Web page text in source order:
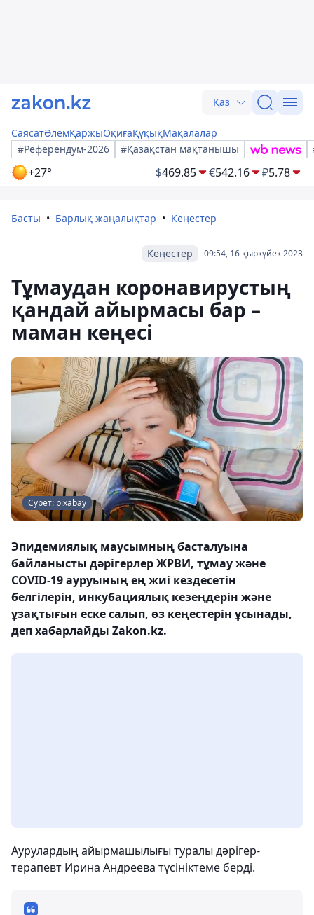
Қаз
СаясатӘлемҚаржыОқиғаҚұқықМақалалар
#Референдум-2026
#Қазақстан мақтанышы
+27° $469.85 €542.16 ₽5.78
Басты Барлық жаңалықтар Кеңестер
09:54, 16 қыркүйек 2023
Кеңестер
Тұмаудан коронавирустың
қандай айырмасы бар –
маман кеңесі
Сурет: pixabay
Эпидемиялық маусымның басталуына
байланысты дәрігерлер ЖРВИ, тұмау және
COVID-19 ауруының ең жиі кездесетін
белгілерін, инкубациялық кезеңдерін және
ұзақтығын еске салып, өз кеңестерін ұсынады,
деп хабарлайды Zakon.kz.
Аурулардың айырмашылығы туралы дәрігер-
терапевт Ирина Андреева түсініктеме берді.